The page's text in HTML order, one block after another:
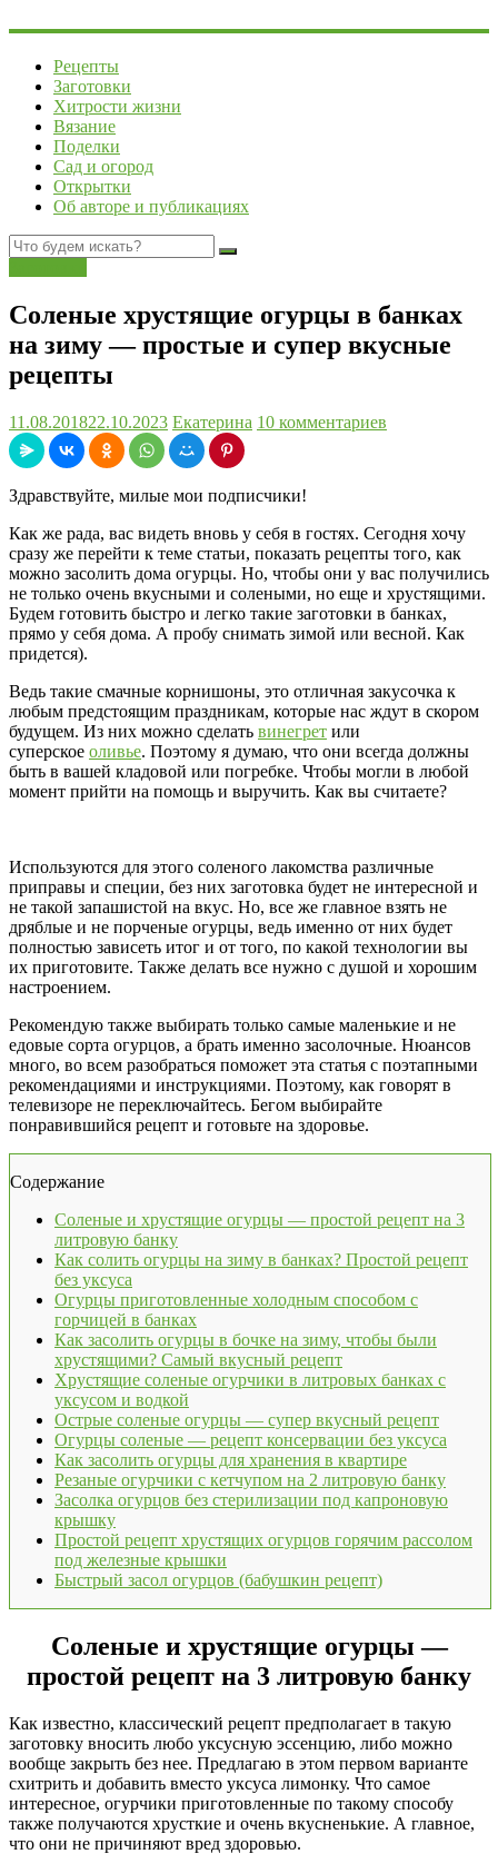
Рецепты
Заготовки
Хитрости жизни
Вязание
Поделки
Сад и огород
Открытки
Об авторе и публикациях
Соленые хрустящие огурцы в банках
на зиму — простые и супер вкусные
рецепты
11.08.201822.10.2023 Екатерина 10 комментариев
Здравствуйте, милые мои подписчики!
Как же рада, вас видеть вновь у себя в гостях. Сегодня хочу
сразу же перейти к теме статьи, показать рецепты того, как
можно засолить дома огурцы. Но, чтобы они у вас получились
не только очень вкусными и солеными, но еще и хрустящими.
Будем готовить быстро и легко такие заготовки в банках,
прямо у себя дома. А пробу снимать зимой или весной. Как
придется).
Ведь такие смачные корнишоны, это отличная закусочка к
любым предстоящим праздникам, которые нас ждут в скором
будущем. Из них можно сделать винегрет или
суперское оливье. Поэтому я думаю, что они всегда должны
быть в вашей кладовой или погребке. Чтобы могли в любой
момент прийти на помощь и выручить. Как вы считаете?
Используются для этого соленого лакомства различные
приправы и специи, без них заготовка будет не интересной и
не такой запашистой на вкус. Но, все же главное взять не
дряблые и не порченые огурцы, ведь именно от них будет
полностью зависеть итог и от того, по какой технологии вы
их приготовите. Также делать все нужно с душой и хорошим
настроением.
Рекомендую также выбирать только самые маленькие и не
едовые сорта огурцов, а брать именно засолочные. Нюансов
много, во всем разобраться поможет эта статья с поэтапными
рекомендациями и инструкциями. Поэтому, как говорят в
телевизоре не переключайтесь. Бегом выбирайте
понравившийся рецепт и готовьте на здоровье.
Содержание
Соленые и хрустящие огурцы — простой рецепт на 3
литровую банку
Как солить огурцы на зиму в банках? Простой рецепт
без уксуса
Огурцы приготовленные холодным способом с
горчицей в банках
Как засолить огурцы в бочке на зиму, чтобы были
хрустящими? Самый вкусный рецепт
Хрустящие соленые огурчики в литровых банках с
уксусом и водкой
Острые соленые огурцы — супер вкусный рецепт
Огурцы соленые — рецепт консервации без уксуса
Как засолить огурцы для хранения в квартире
Резаные огурчики с кетчупом на 2 литровую банку
Засолка огурцов без стерилизации под капроновую
крышку
Простой рецепт хрустящих огурцов горячим рассолом
под железные крышки
Быстрый засол огурцов (бабушкин рецепт)
Соленые и хрустящие огурцы —
простой рецепт на 3 литровую банку
Как известно, классический рецепт предполагает в такую
заготовку вносить любо уксусную эссенцию, либо можно
вообще закрыть без нее. Предлагаю в этом первом варианте
схитрить и добавить вместо уксуса лимонку. Что самое
интересное, огурчики приготовленные по такому способу
также получаются хрусткие и очень вкусненькие. А главное,
что они не причиняют вред здоровью.